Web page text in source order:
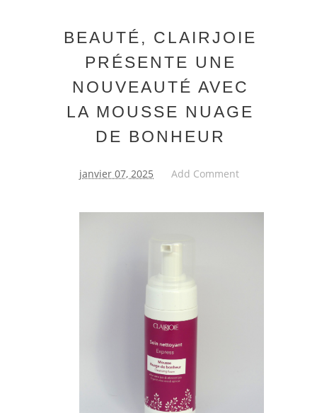
BEAUTÉ, CLAIRJOIE
PRÉSENTE UNE
NOUVEAUTÉ AVEC
LA MOUSSE NUAGE
DE BONHEUR
janvier 07, 2025 Add Comment